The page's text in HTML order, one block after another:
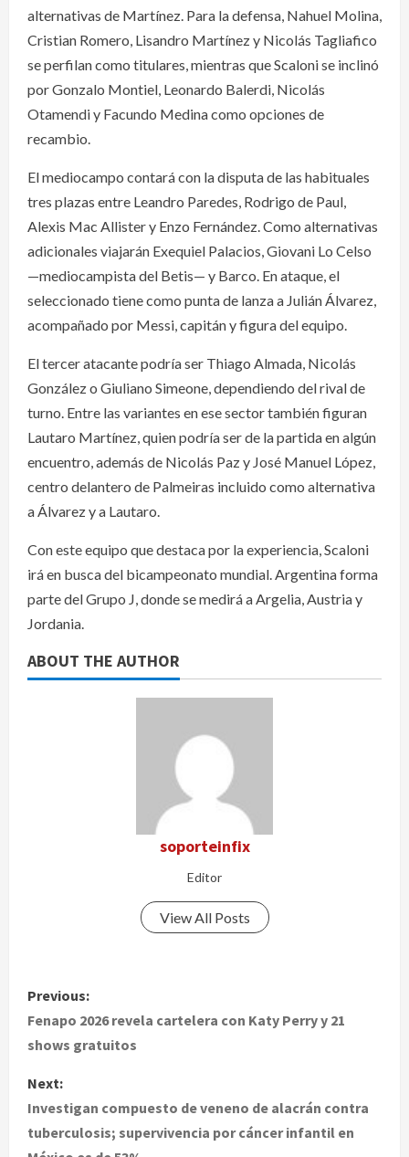
alternativas de Martínez. Para la defensa, Nahuel Molina,
Cristian Romero, Lisandro Martínez y Nicolás Tagliafico
se perfilan como titulares, mientras que Scaloni se inclinó
por Gonzalo Montiel, Leonardo Balerdi, Nicolás
Otamendi y Facundo Medina como opciones de
recambio.
El mediocampo contará con la disputa de las habituales
tres plazas entre Leandro Paredes, Rodrigo de Paul,
Alexis Mac Allister y Enzo Fernández. Como alternativas
adicionales viajarán Exequiel Palacios, Giovani Lo Celso
—mediocampista del Betis— y Barco. En ataque, el
seleccionado tiene como punta de lanza a Julián Álvarez,
acompañado por Messi, capitán y figura del equipo.
El tercer atacante podría ser Thiago Almada, Nicolás
González o Giuliano Simeone, dependiendo del rival de
turno. Entre las variantes en ese sector también figuran
Lautaro Martínez, quien podría ser de la partida en algún
encuentro, además de Nicolás Paz y José Manuel López,
centro delantero de Palmeiras incluido como alternativa
a Álvarez y a Lautaro.
Con este equipo que destaca por la experiencia, Scaloni
irá en busca del bicampeonato mundial. Argentina forma
parte del Grupo J, donde se medirá a Argelia, Austria y
Jordania.
ABOUT THE AUTHOR
soporteinfix
Editor
View All Posts
P
o
t
n
Previous:
Fenapo 2026 revela cartelera con Katy Perry y 21
shows gratuitos
Next:
Investigan compuesto de veneno de alacrán contra
tuberculosis; supervivencia por cáncer infantil en